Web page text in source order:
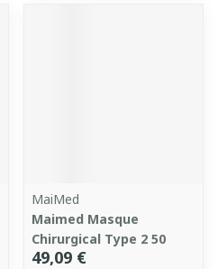
MaiMed
Maimed Masque
Chirurgical Type 2 50
49,09 €